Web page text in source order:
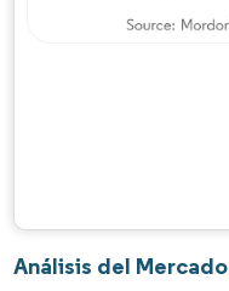
Análisis del